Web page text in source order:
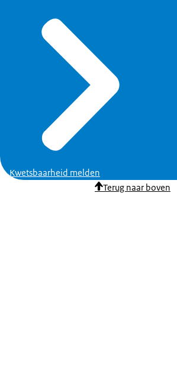
Kwetsbaarheid melden
Terug naar boven